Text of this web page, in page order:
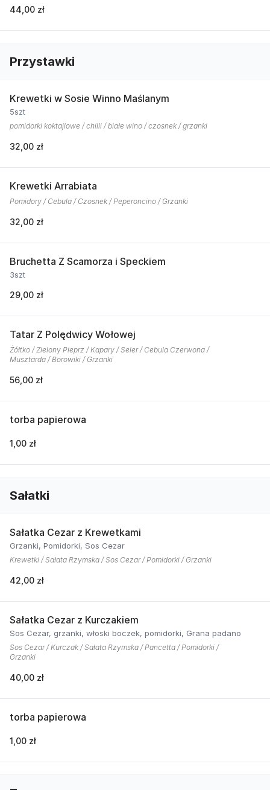
44,00 zł
Przystawki
Krewetki w Sosie Winno Maślanym
5szt
pomidorki koktajlowe / chilli / białe wino / czosnek / grzanki
32,00 zł
Krewetki Arrabiata
Pomidory / Cebula / Czosnek / Peperoncino / Grzanki
32,00 zł
Bruchetta Z Scamorza i Speckiem
3szt
29,00 zł
Tatar Z Polędwicy Wołowej
Żółtko / Zielony Pieprz / Kapary / Seler / Cebula Czerwona /
Musztarda / Borowiki / Grzanki
56,00 zł
torba papierowa
1,00 zł
Sałatki
Sałatka Cezar z Krewetkami
Grzanki, Pomidorki, Sos Cezar
Krewetki / Sałata Rzymska / Sos Cezar / Pomidorki / Grzanki
42,00 zł
Sałatka Cezar z Kurczakiem
Sos Cezar, grzanki, włoski boczek, pomidorki, Grana padano
Sos Cezar / Kurczak / Sałata Rzymska / Pancetta / Pomidorki /
Grzanki
40,00 zł
torba papierowa
1,00 zł